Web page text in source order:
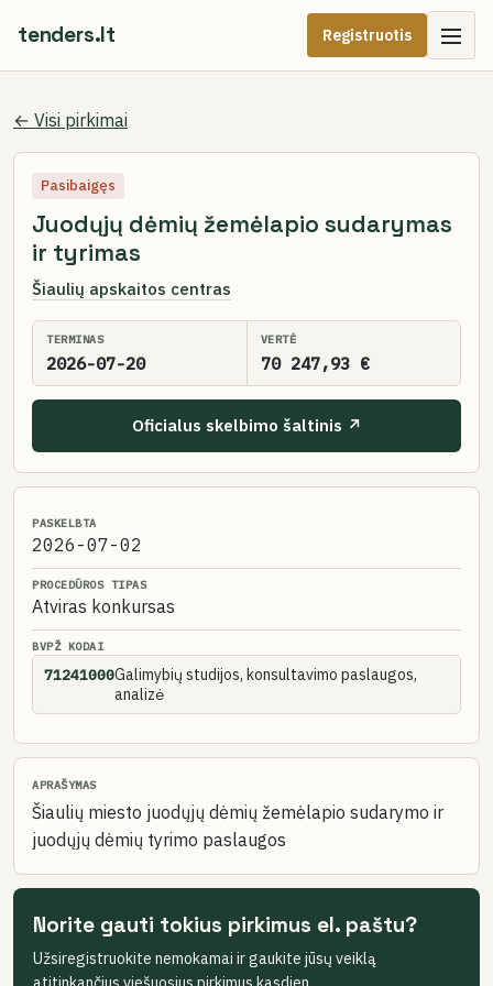
tenders.lt Registruotis
← Visi pirkimai
Pasibaigęs
Juodųjų dėmių žemėlapio sudarymas
ir tyrimas
Šiaulių apskaitos centras
TERMINAS
2026-07-20
VERTĖ
70 247,93 €
Oficialus skelbimo šaltinis ↗
PASKELBTA
2026-07-02
PROCEDŪROS TIPAS
Atviras konkursas
BVPŽ KODAI
71241000Galimybių studijos, konsultavimo paslaugos,
analizė
APRAŠYMAS
Šiaulių miesto juodųjų dėmių žemėlapio sudarymo ir
juodųjų dėmių tyrimo paslaugos
Norite gauti tokius pirkimus el. paštu?
Užsiregistruokite nemokamai ir gaukite jūsų veiklą